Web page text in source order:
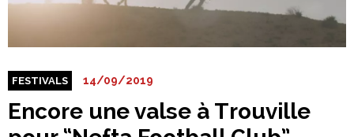
FESTIVALS 14/09/2019
Encore une valse à Trouville